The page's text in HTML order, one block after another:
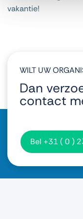
vakantie!
WILT UW
Dan
contact
Bel +31 ( 0 )